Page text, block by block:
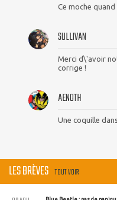
Ce moche quand
SULLIVAN
Merci d\'avoir
corrige !
AENOTH
Une coquille
LES BRÈVES TOUT VOIR